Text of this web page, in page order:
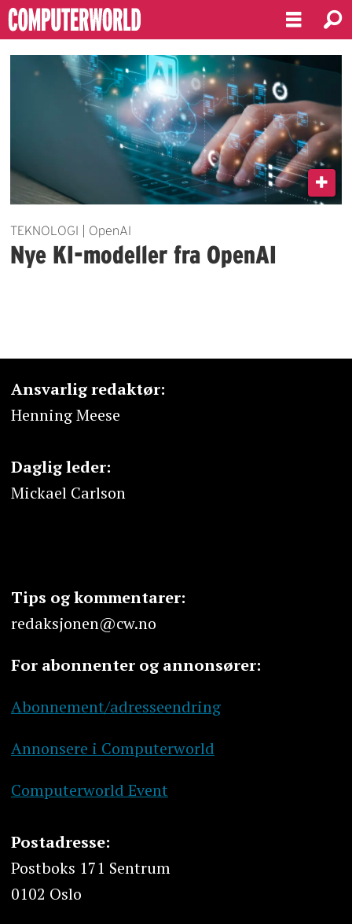
Emne:
TEKNOLOGI | OpenAI
Nye KI-modeller fra OpenAI
Ansvarlig redaktør:
Henning Meese
Daglig leder:
Mickael Carlson
Tips og kommentarer:
redaksjonen@cw.no
For abonnenter og annonsører:
Abonnement/adresseendring
Annonsere i Computerworld
Computerworld Event
Postadresse:
Postboks 171 Sentrum
0102 Oslo